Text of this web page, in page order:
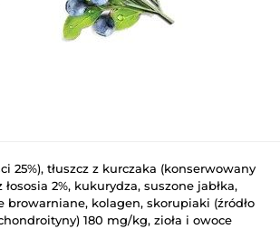
25%), tłuszcz z kurczaka (konserwowany
2%, kukurydza, suszone jabłka,
kolagen, skorupiaki (źródło
180 mg/kg, zioła i owoce